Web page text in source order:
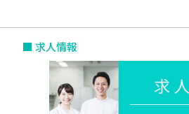
■ 求人情報